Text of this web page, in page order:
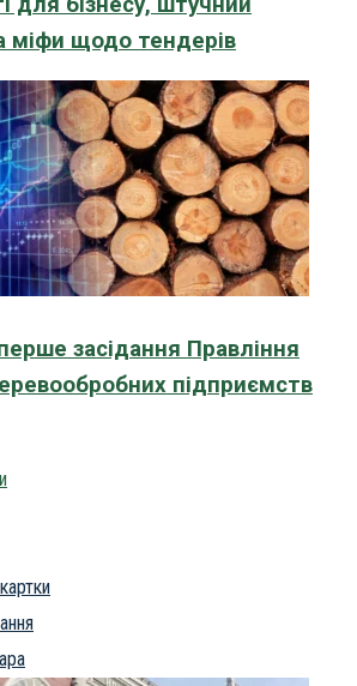
міфи щодо тендерів
засідання Правління
підприємств